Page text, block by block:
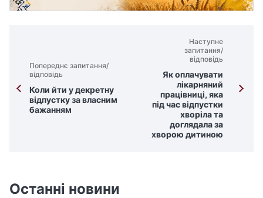
Попереднє запитання/
відповідь
Коли йти у декретну
відпустку за власним
бажанням
Наступне
запитання/
відповідь
Як оплачувати
лікарняний
працівниці, яка
під час відпустки
хворіла та
доглядала за
хворою дитиною
Останні новини